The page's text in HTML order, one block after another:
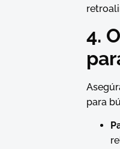
4.
para